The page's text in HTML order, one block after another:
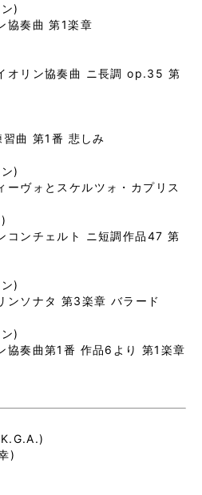
)
協奏曲 第1楽章
オリン協奏曲 ニ長調 op.35 第
曲 第1番 悲しみ
)
ーヴォとスケルツォ・カプリス
コンチェルト ニ短調作品47 第
)
ンソナタ 第3楽章 バラード
)
協奏曲第1番 作品6より 第1楽章
)